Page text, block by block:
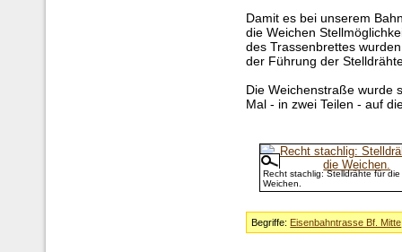
Damit es bei unserem
die Weichen
des Trassenbrettes
der Führung der
Die Weichenstraße wurde
Mal - in zwei Teilen - auf
Recht stachlig: Stelldrähte für die
Weichen.
Begriffe: Eisenbahntrasse Bf. Mitte